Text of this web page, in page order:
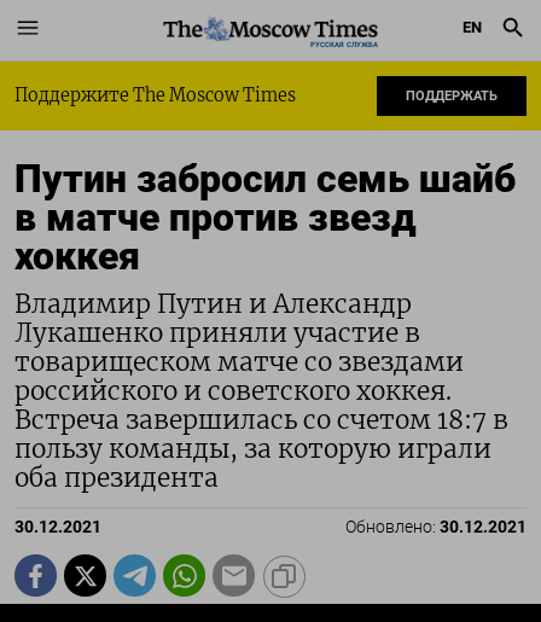
РУССКАЯ СЛУЖБА
EN
Поддержите The Moscow Times ПОДДЕРЖАТЬ
Путин забросил семь шайб
в матче против звезд
хоккея
Владимир Путин и Александр
Лукашенко приняли участие в
товарищеском матче со звездами
российского и советского хоккея.
Встреча завершилась со счетом 18:7 в
пользу команды, за которую играли
оба президента
30.12.2021 Обновлено: 30.12.2021